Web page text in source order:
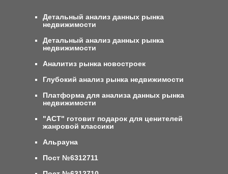
Детальный анализ данных рынка
недвижимости
Детальный анализ данных рынка
недвижимости
Аналитиз рынка новостроек
Глубокий анализ рынка недвижимости
Платформа для анализа данных рынка
недвижимости
"АСТ" готовит подарок для ценителей
жанровой классики
Альрауна
Пост №6312711